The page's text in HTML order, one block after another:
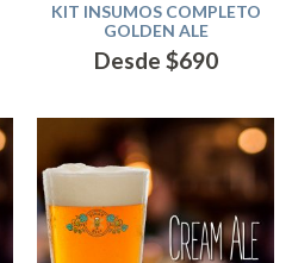
KIT INSUMOS COMPLETO
GOLDEN ALE
Desde $690